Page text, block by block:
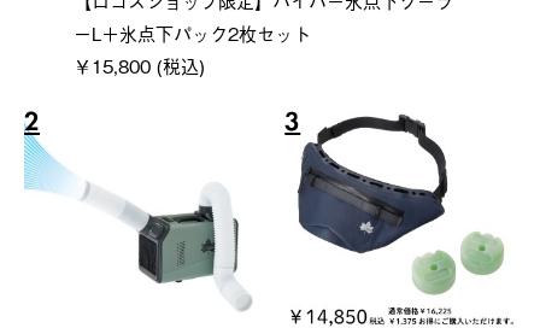
ーL＋氷点下パック2枚セット
￥15,800 (税込)
2 3